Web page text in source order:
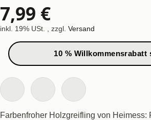
7,99 €
inkl. 19% USt. , zzgl. Versand
10 % Willkommensrabatt
Farbenfroher Holzgreifling von Heimess: